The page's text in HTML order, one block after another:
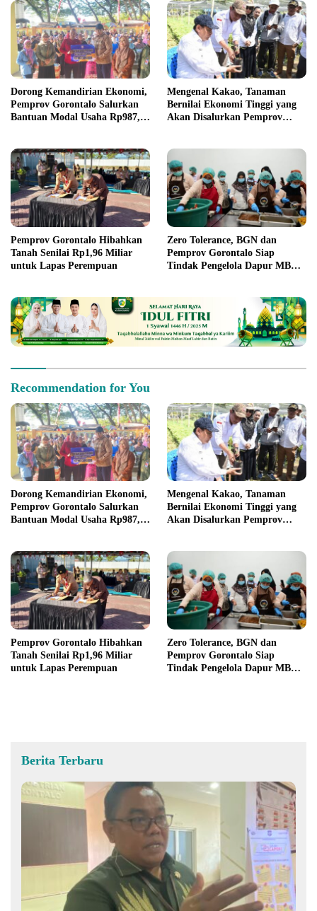
Dorong Kemandirian Ekonomi,
Pemprov Gorontalo Salurkan
Bantuan Modal Usaha Rp987,5
Mengenal Kakao, Tanaman
Bernilai Ekonomi Tinggi yang
Akan Disalurkan Pemprov
Pemprov Gorontalo Hibahkan
Tanah Senilai Rp1,96 Miliar
untuk Lapas Perempuan
Zero Tolerance, BGN dan
Pemprov Gorontalo Siap
Tindak Pengelola Dapur MBG
Recommendation for You
Dorong Kemandirian Ekonomi,
Pemprov Gorontalo Salurkan
Bantuan Modal Usaha Rp987,5
Mengenal Kakao, Tanaman
Bernilai Ekonomi Tinggi yang
Akan Disalurkan Pemprov
Pemprov Gorontalo Hibahkan
Tanah Senilai Rp1,96 Miliar
untuk Lapas Perempuan
Zero Tolerance, BGN dan
Pemprov Gorontalo Siap
Tindak Pengelola Dapur MBG
Berita Terbaru